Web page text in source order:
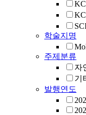
학술지명
주제분류
자
기
발행연도